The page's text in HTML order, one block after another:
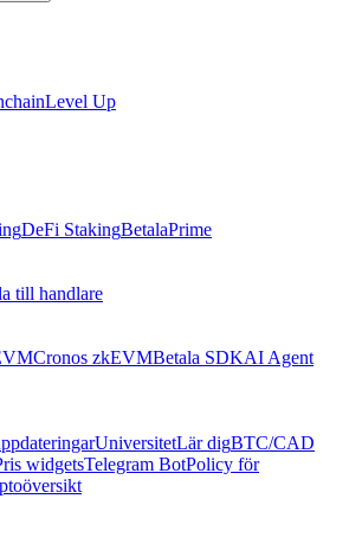
Level Up
DeFi StakingBetalaPrime
till handlare
Cronos zkEVMBetala SDKAI Agent
UniversitetLär digBTC/CAD
widgetsTelegram BotPolicy för